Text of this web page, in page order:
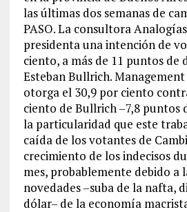
las últimas dos semanas de
PASO. La consultora
presidenta una intención de
ciento, a más de 11 puntos de
Esteban Bullrich.
otorga el 30,9 por ciento
ciento de Bullrich –7,8 puntos
la particularidad que este
caída de los votantes de
crecimiento de los indecisos
mes, probablemente debido a
novedades –suba de la nafta,
dólar– de la economía